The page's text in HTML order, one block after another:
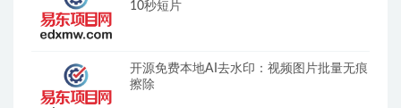
10秒短片
开源免费本地AI去水印：视频图片批量无痕
擦除